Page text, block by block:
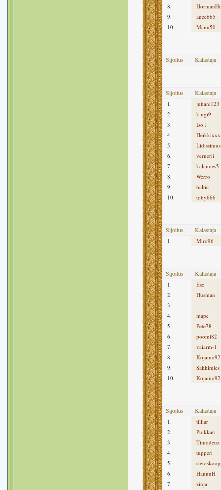
8.
9.
anze665
10.
Manu50
Sijoitus Kalastaja
Sijoitus Kalastaja
1.
juhani123
2.
kingi9
3.
Iso J
4.
Heikkixxx
5.
Lidissimus
6.
vernerii
7.
kalamies5
8.
Werro
9.
baltic
10.
toby666
Sijoitus Kalastaja
1. Miro96
Sijoitus Kalastaja
1.
Ese
2.
Husman
3.
4.
mape
5.
Pete78
6.
poomi82
7.
vaiarm-1
8.
Kojamo92
9.
Säkkimies
10.
Kojamo92
Sijoitus Kalastaja
1.
tilliar
2.
Puikkari
3.
Timodeuz
4.
tupperi
5.
6.
HannuH
7.
zinja